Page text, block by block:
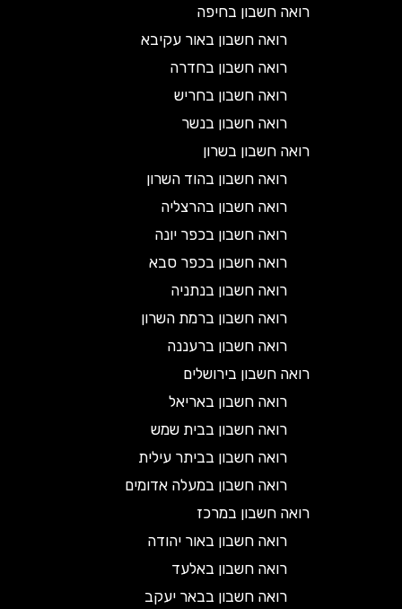
רואה חשבון בחיפה
רואה חשבון באור עקיבא
רואה חשבון בחדרה
רואה חשבון בחריש
רואה חשבון בנשר
רואה חשבון בשרון
רואה חשבון בהוד השרון
רואה חשבון בהרצליה
רואה חשבון בכפר יונה
רואה חשבון בכפר סבא
רואה חשבון בנתניה
רואה חשבון ברמת השרון
רואה חשבון ברעננה
רואה חשבון בירושלים
רואה חשבון באריאל
רואה חשבון בבית שמש
רואה חשבון בביתר עילית
רואה חשבון במעלה אדומים
רואה חשבון במרכז
רואה חשבון באור יהודה
רואה חשבון באלעד
רואה חשבון בבאר יעקב